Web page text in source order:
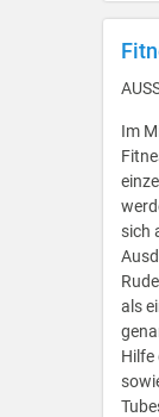
Im
sich
als
Hilfe